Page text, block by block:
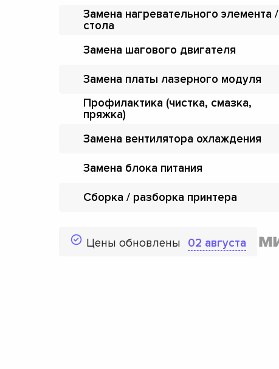
Замена нагревательного элемента /
стола
Замена шагового двигателя
Замена платы лазерного модуля
Профилактика (чистка, смазка,
пряжка)
Замена вентилятора охлаждения
Замена блока питания
Сборка / разборка принтера
Цены обновлены 02 августа